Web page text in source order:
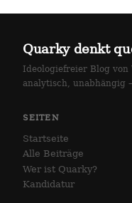
Quarky denkt
Ideologiefreier Blog
analytisch, unabhängig
SEITEN
Startseite
Alle Beiträge
Wer ist Quarky?
Kandidatur